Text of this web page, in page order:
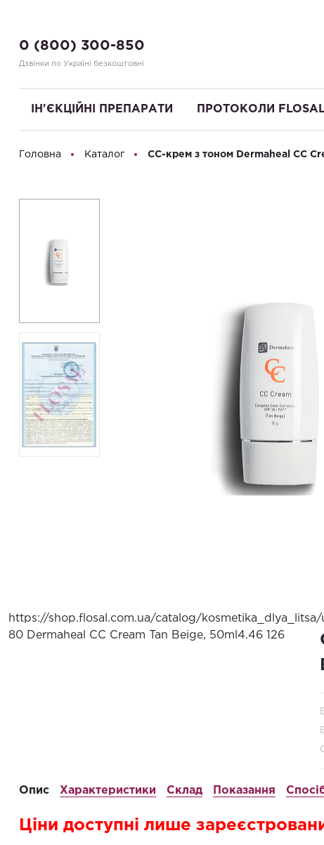
0 (800) 300-850
Дзвінки по Україні безкоштовні
ІН'ЄКЦІЙНІ ПРЕПАРАТИ ПРОТОКОЛИ
Головна Каталог СС-крем з тоном Dermaheal СС
https://shop.flosal.com.ua/catalog/
80 Dermaheal СС Cream Tan Beige, 50ml 4.46 126
Опис Характеристики Склад Показання
Ціни доступні лише